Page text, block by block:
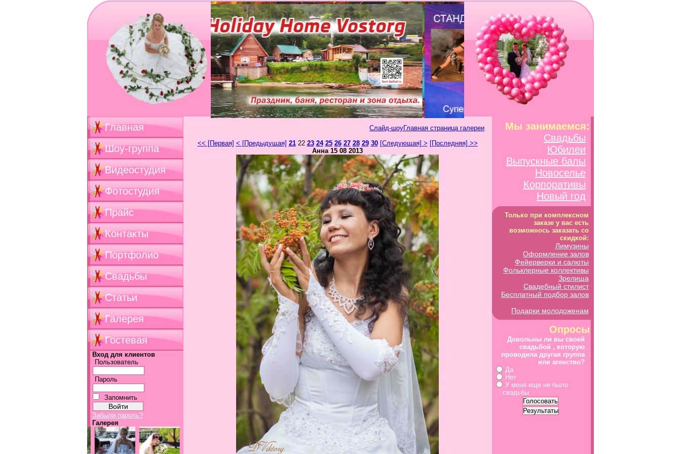
Главная
Шоу-группа
Видеостудия
Фотостудия
Прайс
Контакты
Портфолио
Свадьбы
Статьи
Галерея
Гостевая
Вход для клиентов
Пользователь
Пароль
Запомнить
Забыли пароль?
Галерея
Главная страница галереи
Слайд-шоу
<< [Первая] < [Предыдущая] 21 22 23 24 25 26 27 28 29 30 [Следующая] > [Последняя] >>
Анна 15 08 2013
Мы занимаемся:
Свадьбы
Юбилеи
Выпускные балы
Новоселье
Корпоративы
Новый год
Только при комплексном
заказе у вас есть
возможнось заказать со
скидкой:
Лимузины
Оформление залов
Фейерверки и салюты
Фольклерные коллективы
Зрелища
Свадебный стилист
Бесплатный подбор залов
Подарки молодоженам
Опросы
Довольны ли вы своей
свадьбой , которую
проводила другая группа
или агенство?
Да
Нет
У меня еще не было
свадьбы